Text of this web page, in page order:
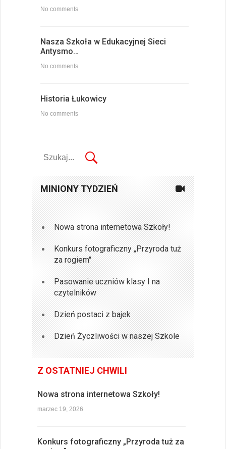
No comments
Nasza Szkoła w Edukacyjnej Sieci
Antysmo…
No comments
Historia Łukowicy
No comments
MINIONY TYDZIEŃ
Nowa strona internetowa Szkoły!
Konkurs fotograficzny „Przyroda tuż
za rogiem"
Pasowanie uczniów klasy I na
czytelników
Dzień postaci z bajek
Dzień Życzliwości w naszej Szkole
Z OSTATNIEJ CHWILI
Nowa strona internetowa Szkoły!
marzec 19, 2026
Konkurs fotograficzny „Przyroda tuż za